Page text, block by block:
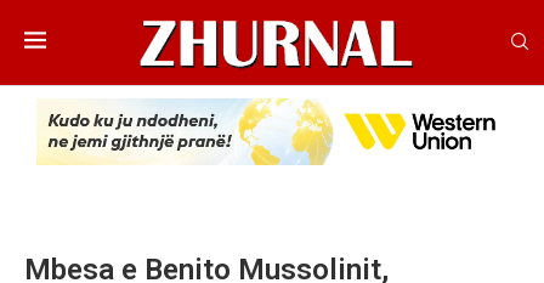
Mbesa e Benito Mussolinit,